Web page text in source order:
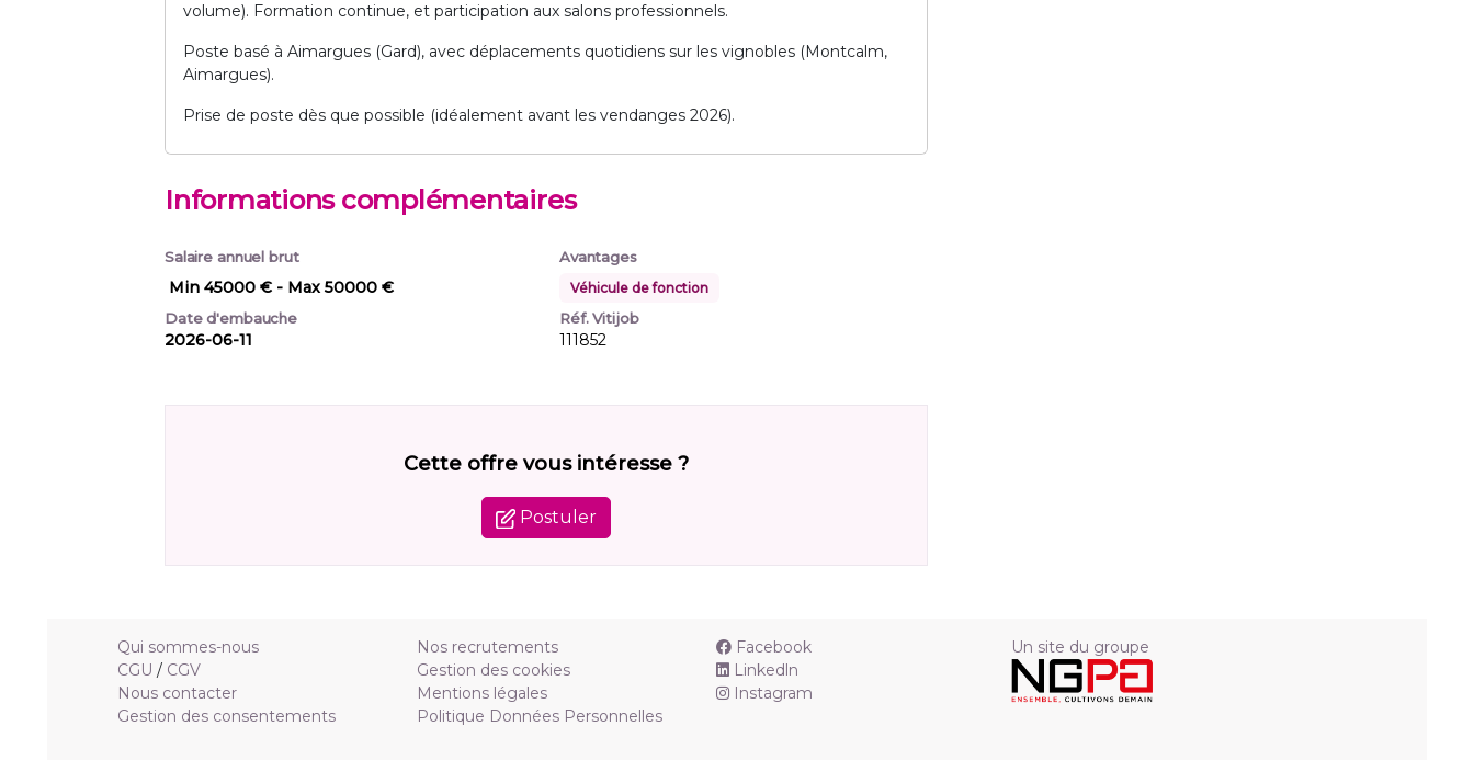
volume). Formation continue, et participation aux salons professionnels.
Poste basé à Aimargues (Gard), avec déplacements quotidiens sur les vignobles (Montcalm,
Aimargues).
Prise de poste dès que possible (idéalement avant les vendanges 2026).
Informations complémentaires
Salaire annuel brut
Min 45000 € - Max 50000 €
Date d'embauche
2026-06-11
Avantages
Véhicule de fonction
Réf. Vitijob
111852
Cette offre vous intéresse ?
Postuler
Qui sommes-nous
CGU / CGV
Nous contacter
Gestion des consentements
Nos recrutements
Gestion des cookies
Mentions légales
Politique Données Personnelles
Facebook
Linkedln
Instagram
Un site du groupe